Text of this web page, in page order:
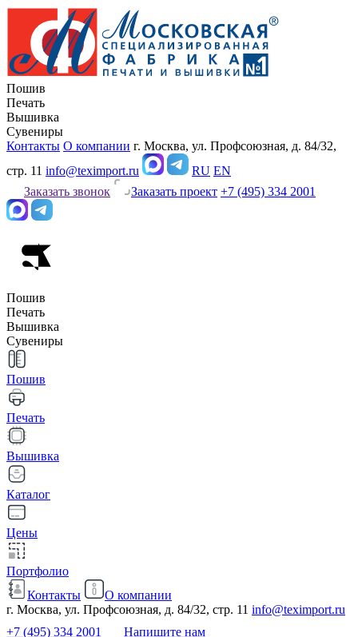
Пошив
Печать
Вышивка
Сувениры
Контакты О компании г. Москва, ул. Профсоюзная, д. 84/32,
стр. 11 info@teximport.ru RU EN
Заказать звонок
Заказать проект +7 (495) 334 2001
Пошив
Печать
Вышивка
Сувениры
Пошив
Печать
Вышивка
Каталог
Цены
Портфолио
Контакты
О компании
г. Москва, ул. Профсоюзная, д. 84/32, стр. 11 info@teximport.ru
+7 (495) 334 2001
Напишите нам